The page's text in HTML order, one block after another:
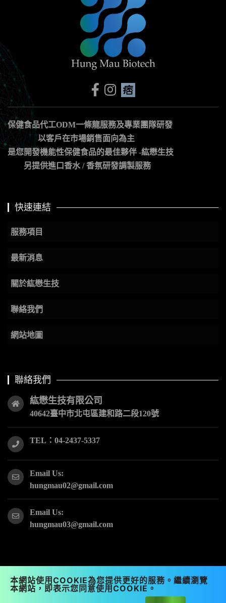
保健食品代工ODM一條龍服務及專業團隊研發
以客戶在市場銷售面向為主
是您開發機能性保健食品的最佳夥伴 -紘懋生技
另提供進口香水 / 香氛研發調製服務
快速連結
服務項目
最新消息
關於紘懋生技
聯絡我們
網站地圖
聯絡我們
紘懋生技有限公司
40642臺中市北屯區建和路二段120號
TEL：04-2437-5337
Email Us:
hungmau02@gmail.com
Email Us:
hungmau03@gmail.com
本網站使用COOKIE為您提供更好的服務。繼續瀏覽
本網站，即表示您同意使用COOKIE。